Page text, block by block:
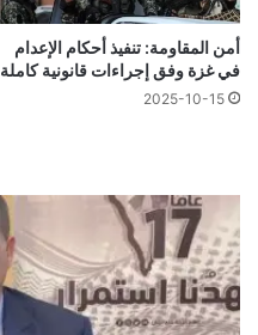
أمن المقاومة: تنفيذ أحكام الإعدام
في غزة وفق إجراءات قانونية كاملة
2025-10-15